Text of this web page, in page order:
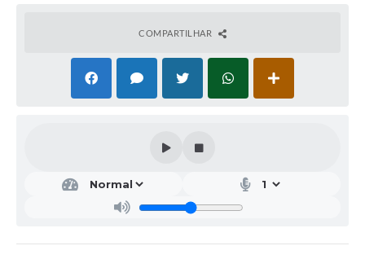
COMPARTILHAR